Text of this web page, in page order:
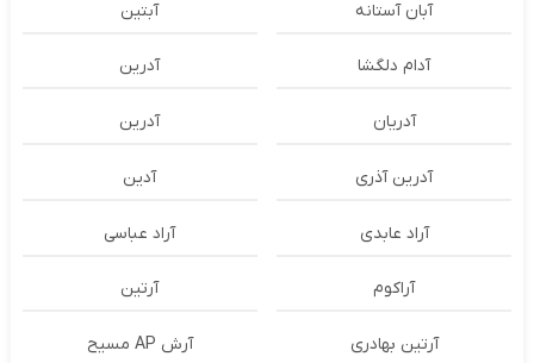
آبان آستانه آبتین
آدام دلگشا آدرين
آدریان آدرین
آدرین آذری آدین
آراد عابدی آراد عباسی
آراکوم آرتین
آرتین بهادری آرش AP مسیح